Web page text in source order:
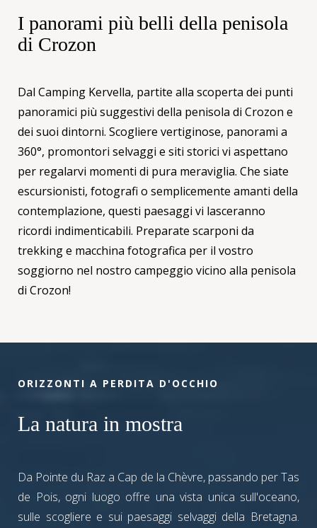
I panorami più belli della penisola
di Crozon
Dal Camping Kervella, partite alla scoperta dei punti
panoramici più suggestivi della penisola di Crozon e
dei suoi dintorni. Scogliere vertiginose, panorami a
360°, promontori selvaggi e siti storici vi aspettano
per regalarvi momenti di pura meraviglia. Che siate
escursionisti, fotografi o semplicemente amanti della
contemplazione, questi paesaggi vi lasceranno
ricordi indimenticabili. Preparate scarponi da
trekking e macchina fotografica per il vostro
soggiorno nel nostro campeggio vicino alla penisola
di Crozon!
ORIZZONTI A PERDITA D'OCCHIO
La natura in mostra
Da Pointe du Raz a Cap de la Chèvre, passando per Tas
de Pois, ogni luogo offre una vista unica sull'oceano,
sulle scogliere e sui paesaggi selvaggi della Bretagna.